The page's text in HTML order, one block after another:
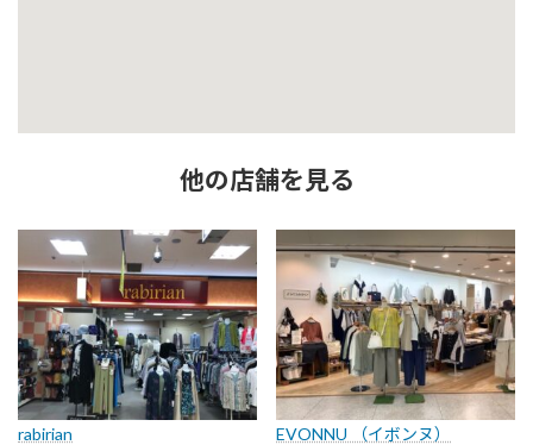
他の店舗を見る
rabirian EVONNU （イボンヌ）